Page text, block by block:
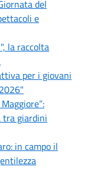
del
e
la raccolta
per i giovani
tra giardini
in campo il